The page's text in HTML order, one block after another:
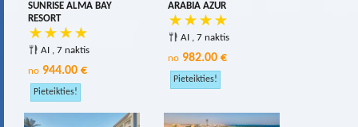
SUNRISE ALMA BAY
RESORT
AI , 7 naktis
no 944.00 €
ARABIA AZUR
AI , 7 naktis
no 982.00 €